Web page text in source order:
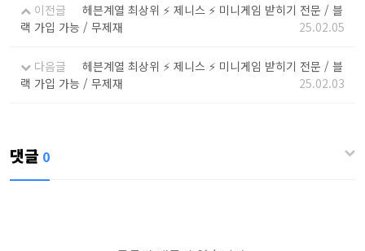
이전글
헤븐계열 최상위 ⚡️ 제니스 ⚡️ 미니게임 받히기 전문 / 블
랙 가입 가능 / 무제재
25.02.05
다음글
헤븐계열 최상위 ⚡️ 제니스 ⚡️ 미니게임 받히기 전문 / 블
랙 가입 가능 / 무제재
25.02.03
댓글 0